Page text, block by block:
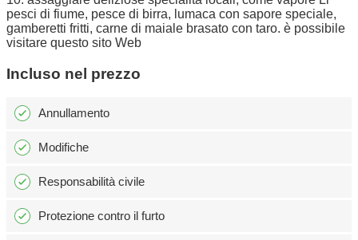
pesci di fiume, pesce di birra, lumaca con sapore speciale,
gamberetti fritti, carne di maiale brasato con taro. è possibile
visitare questo sito Web
Incluso nel prezzo
Annullamento
Modifiche
Responsabilità civile
Protezione contro il furto